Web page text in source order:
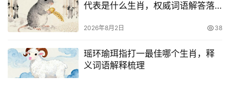
代表是什么生肖，权威词语解答落
2026年8月2日 38
瑶环瑜珥指打一最佳哪个生肖，释
义词语解释梳理